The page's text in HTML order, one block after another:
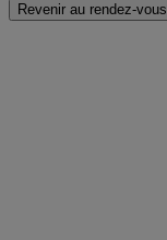
Revenir au rendez-vous